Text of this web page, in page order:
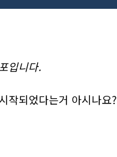
입니다.
작되었다는거 아시나요?